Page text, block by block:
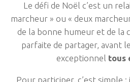
Le défi de Noël c’est un
marcheur » ou « deux
de la bonne humeur et de la
parfaite de partager, avant
exceptionnel tous
Pour participer, c’est simple